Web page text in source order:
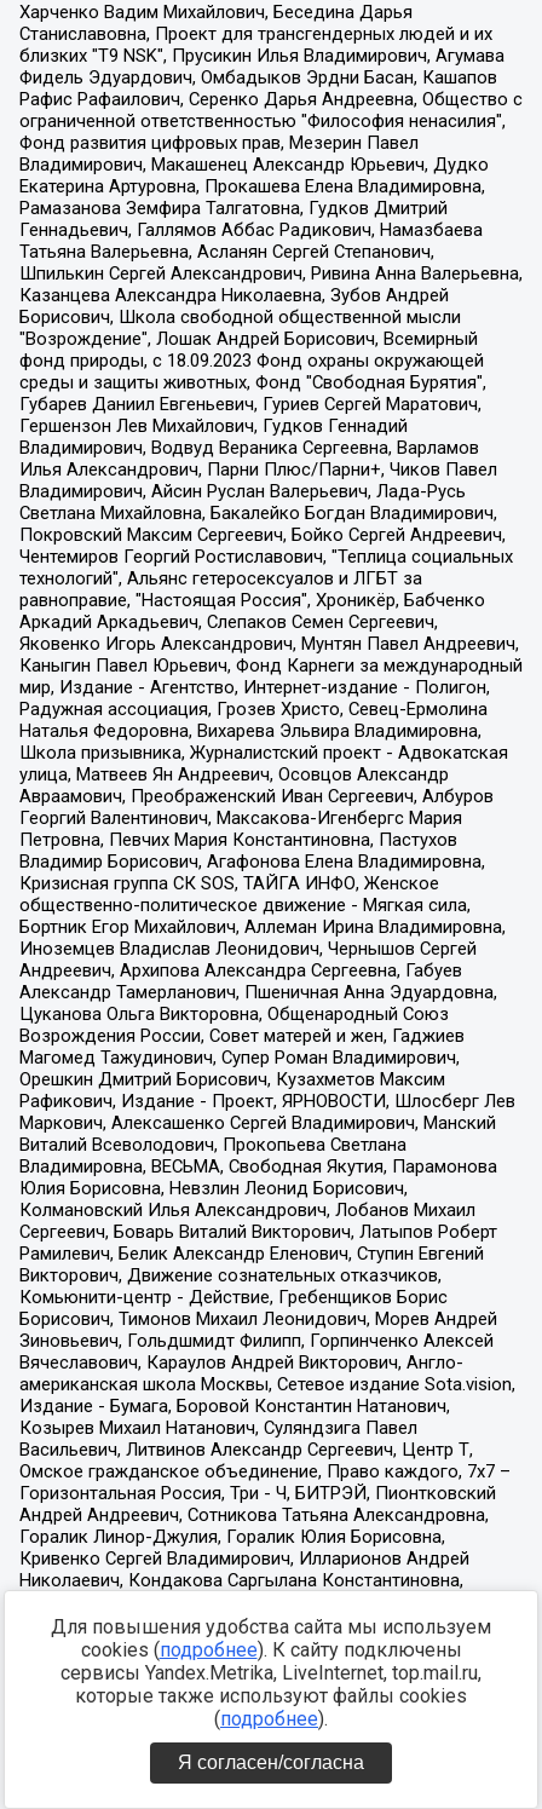
Для повышения удобства сайта мы используем
cookies (подробнее). К сайту подключены
сервисы Yandex.Metrika, LiveInternet, top.mail.ru,
которые также используют файлы cookies
(подробнее).
Я согласен/согласна